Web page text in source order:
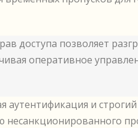
доступа позволяет
оперативное
аутентификация и